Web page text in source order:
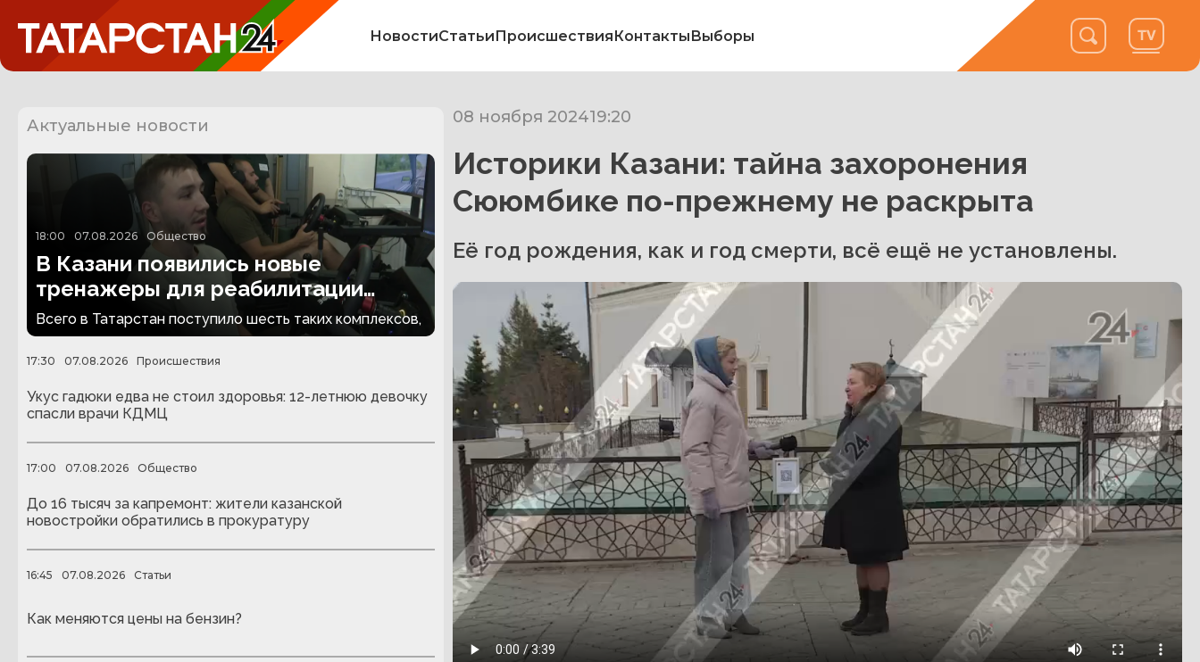
НовостиСтатьиПроисшествияКонтактыВыборы
Актуальные новости
18:00 07.08.2026 Общество
В Казани появились новые
тренажеры для реабилитации
людей с ампутациями
Всего в Татарстан поступило шесть таких комплексов,
17:30 07.08.2026 Происшествия
Укус гадюки едва не стоил здоровья: 12-летнюю девочку
спасли врачи КДМЦ
17:00 07.08.2026 Общество
До 16 тысяч за капремонт: жители казанской
новостройки обратились в прокуратуру
16:45 07.08.2026 Статьи
Как меняются цены на бензин?
08 ноября 202419:20
Историки Казани: тайна захоронения
Сююмбике по-прежнему не раскрыта
Её год рождения, как и год смерти, всё ещё не установлены.